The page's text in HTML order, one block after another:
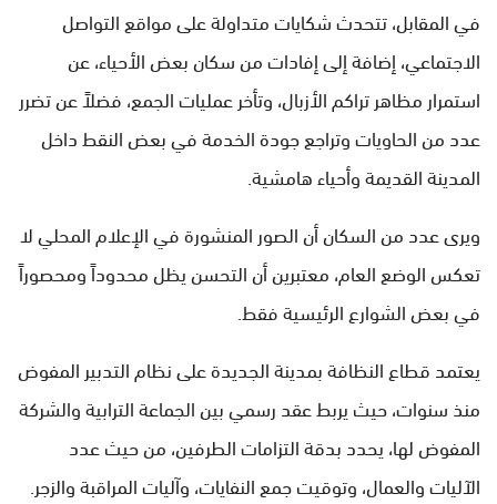
في المقابل، تتحدث شكايات متداولة على مواقع التواصل
الاجتماعي، إضافة إلى إفادات من سكان بعض الأحياء، عن
استمرار مظاهر تراكم الأزبال، وتأخر عمليات الجمع، فضلاً عن تضرر
عدد من الحاويات وتراجع جودة الخدمة في بعض النقط داخل
المدينة القديمة وأحياء هامشية.
ويرى عدد من السكان أن الصور المنشورة في الإعلام المحلي لا
تعكس الوضع العام، معتبرين أن التحسن يظل محدوداً ومحصوراً
في بعض الشوارع الرئيسية فقط.
يعتمد قطاع النظافة بمدينة الجديدة على نظام التدبير المفوض
منذ سنوات، حيث يربط عقد رسمي بين الجماعة الترابية والشركة
المفوض لها، يحدد بدقة التزامات الطرفين، من حيث عدد
الآليات والعمال، وتوقيت جمع النفايات، وآليات المراقبة والزجر.